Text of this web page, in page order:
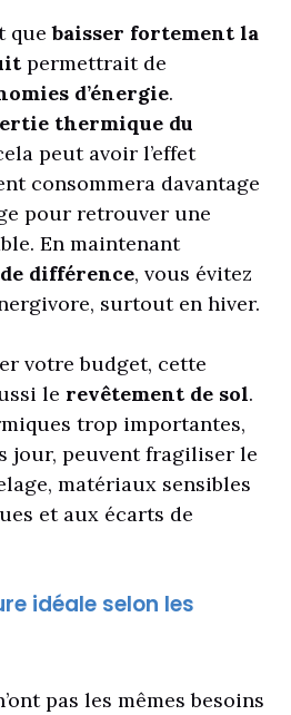
quebaisser fortement la
permettrait de
d’énergie.
thermique du
peut avoir l’effet
consommera davantage
pour retrouver une
En maintenant
de différence, vous évitez
surtout en hiver.
votre budget, cette
le revêtement de sol.
trop importantes,
jour, peuvent fragiliser le
matériaux sensibles
et aux écarts de
idéale selon les
pas les mêmes besoins